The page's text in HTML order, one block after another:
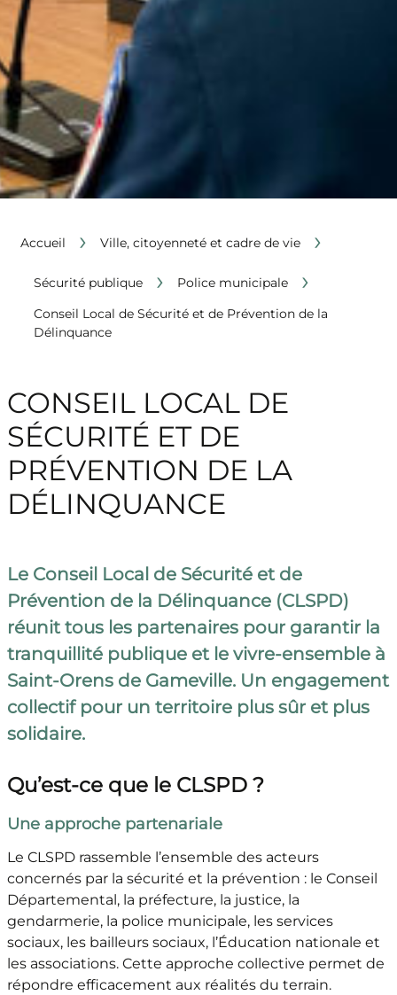
Accueil › Ville, citoyenneté et cadre de vie ›
Sécurité publique › Police municipale ›
Conseil Local de Sécurité et de Prévention de la
Délinquance
CONSEIL LOCAL DE
SÉCURITÉ ET DE
PRÉVENTION DE LA
DÉLINQUANCE
Le Conseil Local de Sécurité et de
Prévention de la Délinquance (CLSPD)
réunit tous les partenaires pour garantir la
tranquillité publique et le vivre-ensemble à
Saint-Orens de Gameville. Un engagement
collectif pour un territoire plus sûr et plus
solidaire.
Qu’est-ce que le CLSPD ?
Une approche partenariale
Le CLSPD rassemble l’ensemble des acteurs
concernés par la sécurité et la prévention : le Conseil
Départemental, la préfecture, la justice, la
gendarmerie, la police municipale, les services
sociaux, les bailleurs sociaux, l’Éducation nationale et
les associations. Cette approche collective permet de
répondre efficacement aux réalités du terrain.